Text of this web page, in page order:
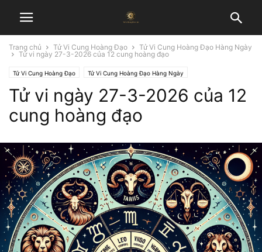
Trang chủ Tử Vi Cung Hoàng Đạo
Tử Vi Cung Hoàng Đạo Hàng Ngày
Tử vi ngày 27-3-2026 của 12 cung hoàng đạo
Tử Vi Cung Hoàng Đạo Tử Vi Cung Hoàng Đạo Hàng Ngày
Tử vi ngày 27-3-2026 của 12
cung hoàng đạo